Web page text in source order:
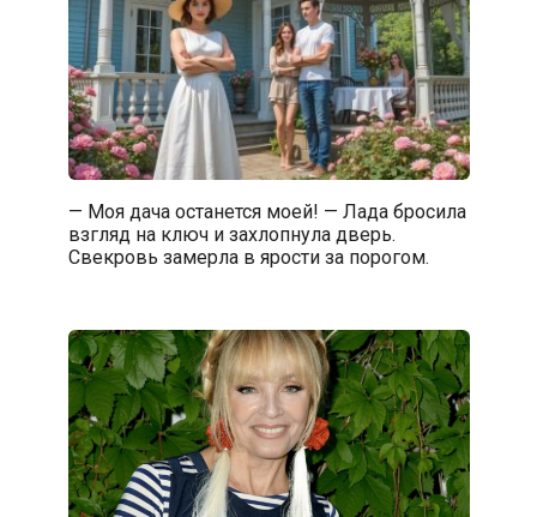
— Моя дача останется моей! — Лада бросила
взгляд на ключ и захлопнула дверь.
Свекровь замерла в ярости за порогом.